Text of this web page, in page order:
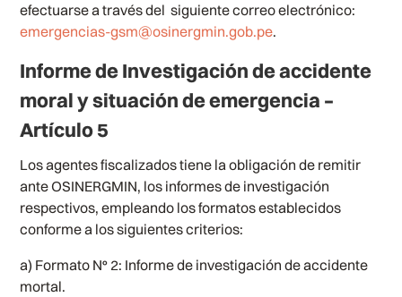
efectuarse a través del siguiente correo electrónico:
emergencias-gsm@osinergmin.gob.pe.
Informe de Investigación de accidente
moral y situación de emergencia –
Artículo 5
Los agentes fiscalizados tiene la obligación de remitir
ante OSINERGMIN, los informes de investigación
respectivos, empleando los formatos establecidos
conforme a los siguientes criterios:
a) Formato N° 2: Informe de investigación de accidente
mortal.